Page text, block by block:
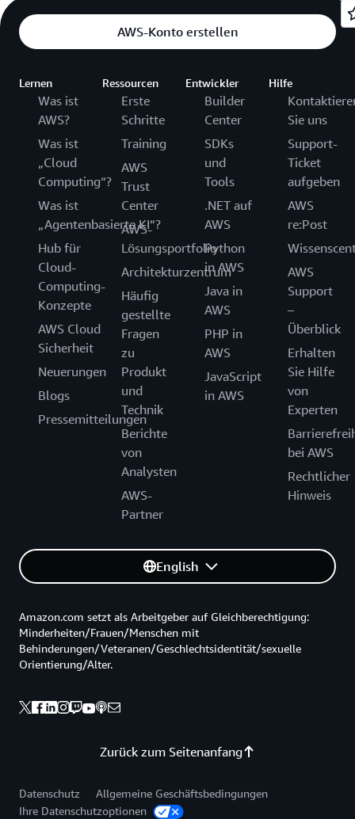
AWS-Konto erstellen
Lernen
Was ist
AWS?
Was ist
„Cloud
Computing“?
Was ist
„Agentenbasierte KI“?
Hub für
Cloud-
Computing-
Konzepte
AWS Cloud
Sicherheit
Neuerungen
Blogs
Pressemitteilungen
Ressourcen
Erste
Schritte
Training
AWS
Trust
Center
AWS-
Lösungsportfolio
Architekturzentrum
Häufig
gestellte
Fragen
zu
Produkt
und
Technik
Berichte
von
Analysten
AWS-
Partner
Entwickler
Builder
Center
SDKs
und
Tools
.NET auf
AWS
Python
in AWS
Java in
AWS
PHP in
AWS
JavaScript
in AWS
Hilfe
Sie uns
Support-
Ticket
aufgeben
AWS
re:Post
AWS
Support
–
Überblick
Erhalten
Sie Hilfe
von
Experten
bei AWS
Rechtlicher
Hinweis
English
Zurück zum Seitenanfang
Amazon.com setzt als Arbeitgeber auf Gleichberechtigung:
Minderheiten/Frauen/Menschen mit
Behinderungen/Veteranen/Geschlechtsidentität/sexuelle
Orientierung/Alter.
Datenschutz
Allgemeine Geschäftsbedingungen
Ihre Datenschutzoptionen